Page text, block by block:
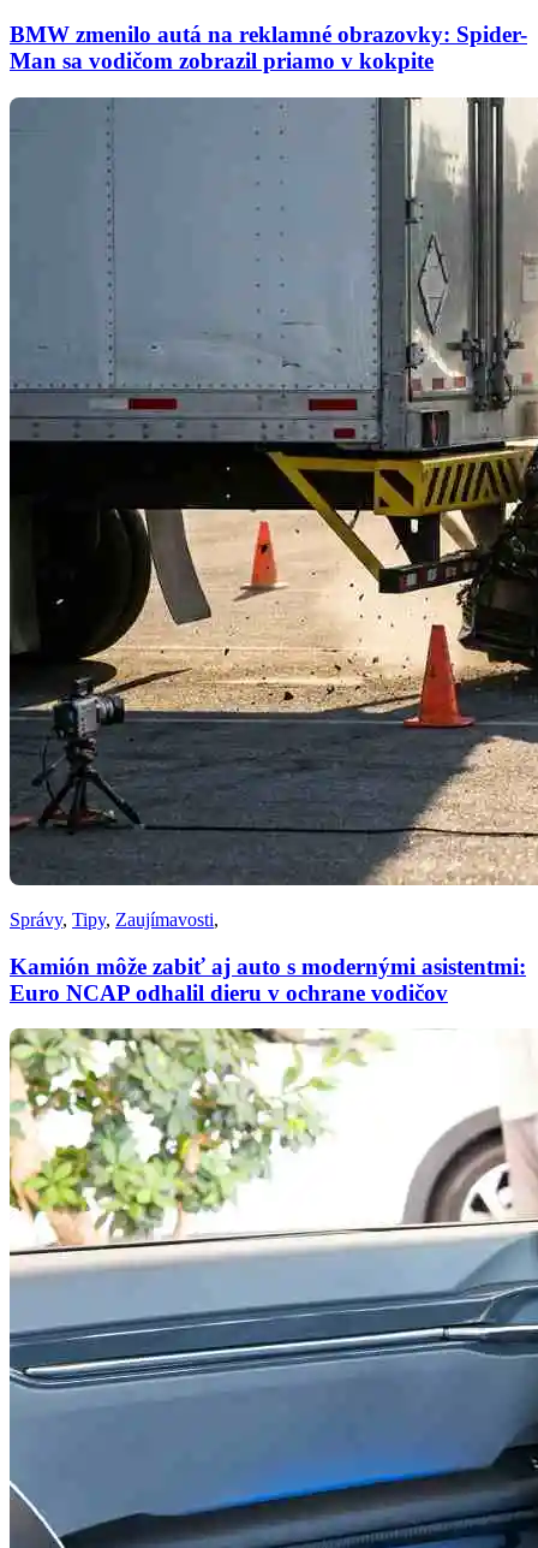
BMW zmenilo autá na reklamné obrazovky: Spider-
Man sa vodičom zobrazil priamo v kokpite
Správy, Tipy, Zaujímavosti,
Kamión môže zabiť aj auto s modernými asistentmi:
Euro NCAP odhalil dieru v ochrane vodičov